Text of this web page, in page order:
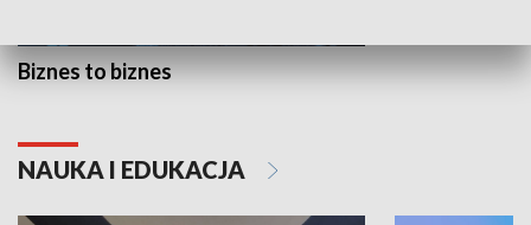
Biznes to biznes
NAUKA I EDUKACJA